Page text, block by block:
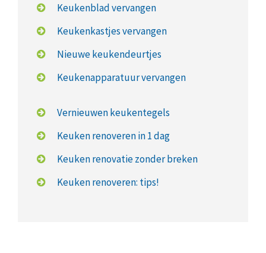
Keukenblad vervangen
Keukenkastjes vervangen
Nieuwe keukendeurtjes
Keukenapparatuur vervangen
Vernieuwen keukentegels
Keuken renoveren in 1 dag
Keuken renovatie zonder breken
Keuken renoveren: tips!